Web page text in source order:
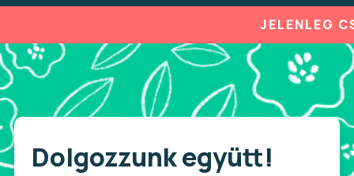
JELENLEG CSÖKKENTETT
Dolgozzunk együtt!